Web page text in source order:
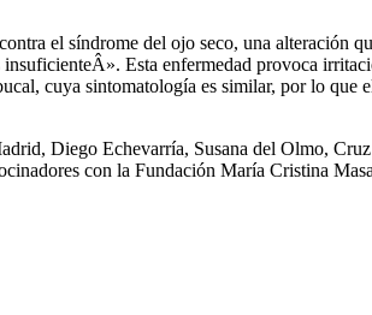
el sí­ndrome del ojo seco, una alteración
Esta enfermedad provoca
cuya sintomatologí­a es similar, por lo
Diego Echevarrí­a, Susana del Olmo,
con la Fundación Marí­a Cristina